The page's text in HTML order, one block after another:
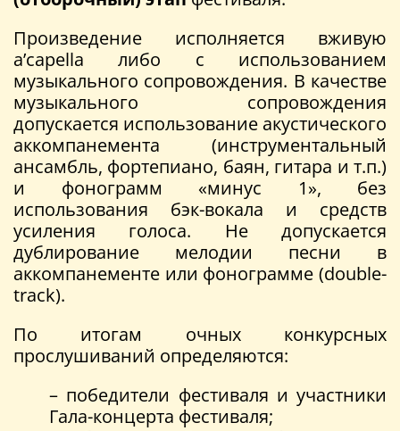
Произведение исполняется вживую
a’сapella либо с использованием
музыкального сопровождения. В качестве
музыкального сопровождения
допускается использование акустического
аккомпанемента (инструментальный
ансамбль, фортепиано, баян, гитара и т.п.)
и фонограмм «минус 1», без
использования бэк-вокала и средств
усиления голоса. Не допускается
дублирование мелодии песни в
аккомпанементе или фонограмме (double-
track).
По итогам очных конкурсных
прослушиваний определяются:
– победители фестиваля и участники
Гала-концерта фестиваля;